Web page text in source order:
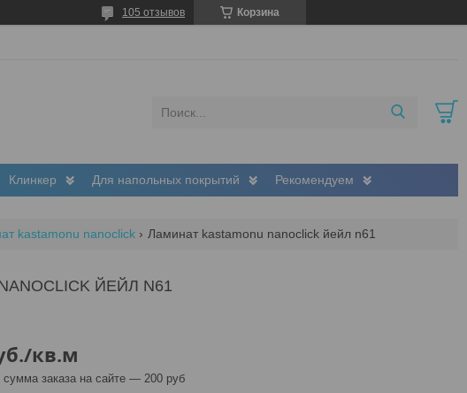
Корзина
105 отзывов
Клинкер Для напольных покрытий Рекомендуем
kastamonu nanoclick Ламинат kastamonu nanoclick йeйл n61
ЙEЙЛ N61
/кв.м
заказа на сайте — 200 руб